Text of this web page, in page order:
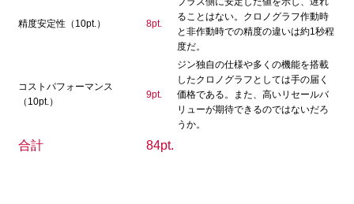
精度安定性（10pt.） 8pt.
ることはない。クロノグラフ作動時
と非作動時での精度の違いは約1秒程
度だ。
コストパフォーマンス
（10pt.）
9pt.
ジン独自の仕様や多くの機能を搭載
したクロノグラフとしては手の届く
価格である。また、高いリセールバ
リューが期待できるのではないだろ
うか。
合計 84pt.